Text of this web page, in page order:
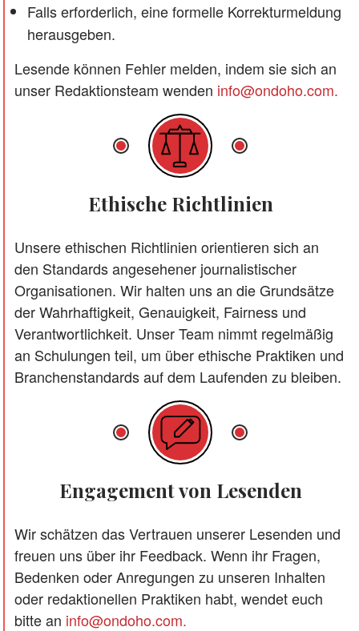
Falls erforderlich, eine formelle Korrekturmeldung
herausgeben.
Lesende können Fehler melden, indem sie sich an
unser Redaktionsteam wenden info@ondoho.com.
Ethische Richtlinien
Unsere ethischen Richtlinien orientieren sich an
den Standards angesehener journalistischer
Organisationen. Wir halten uns an die Grundsätze
der Wahrhaftigkeit, Genauigkeit, Fairness und
Verantwortlichkeit. Unser Team nimmt regelmäßig
an Schulungen teil, um über ethische Praktiken und
Branchenstandards auf dem Laufenden zu bleiben.
Engagement von Lesenden
Wir schätzen das Vertrauen unserer Lesenden und
freuen uns über ihr Feedback. Wenn ihr Fragen,
Bedenken oder Anregungen zu unseren Inhalten
oder redaktionellen Praktiken habt, wendet euch
bitte an info@ondoho.com.